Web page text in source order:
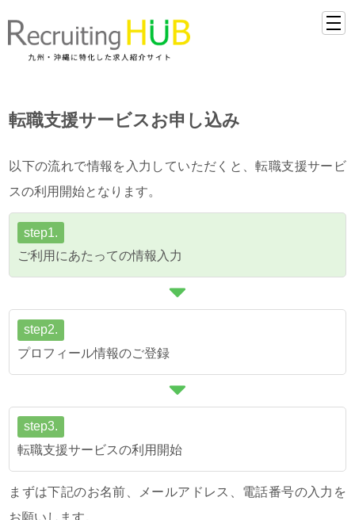
転職支援サービスお申し込み
以下の流れで情報を入力していただくと、転職支援サービ
スの利用開始となります。
step1.
ご利用にあたっての情報入力
step2.
プロフィール情報のご登録
step3.
転職支援サービスの利用開始
まずは下記のお名前、メールアドレス、電話番号の入力を
お願いします。